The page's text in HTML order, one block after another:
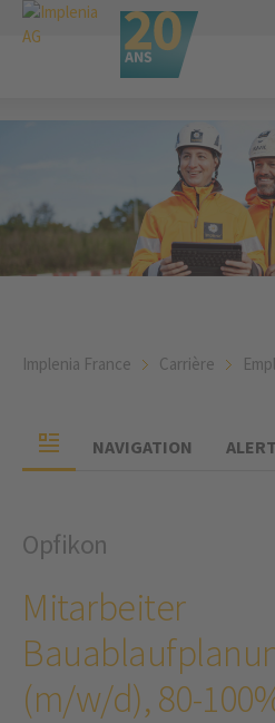
Implenia France Carrière
NAVIGATION
Opfikon
Mitarbeiter
(m/w/d), 80-